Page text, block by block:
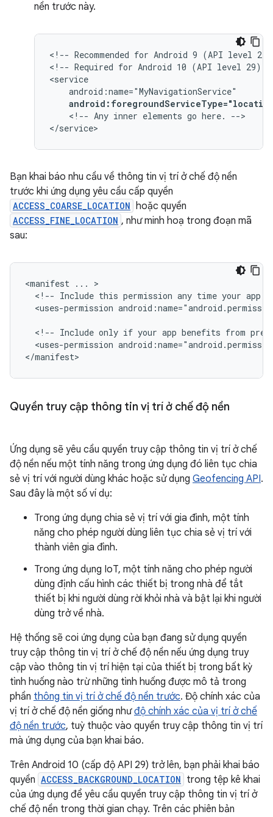
nền trước này.
<!-- Recommended for Android 9 (API level 28)
<!-- Required for Android 10 (API level 29)
<!-- Any inner elements go here.
-->
</service>
Bạn khai báo nhu cầu về thông tin vị trí ở chế độ nền
trước khi ứng dụng yêu cầu cấp quyền
ACCESS_COARSE_LOCATION hoặc quyền
ACCESS_FINE_LOCATION , như minh hoạ trong đoạn mã
sau:
<manifest ...
<!-- Include this permission any time your app
<uses-permission
<!-- Include only if your app benefits from
<uses-permission
</manifest>
Quyền truy cập thông tin vị trí ở chế độ nền
Ứng dụng sẽ yêu cầu quyền truy cập thông tin vị trí ở chế
độ nền nếu một tính năng trong ứng dụng đó liên tục chia
sẻ vị trí với người dùng khác hoặc sử dụng Geofencing API.
Sau đây là một số ví dụ:
Trong ứng dụng chia sẻ vị trí với gia đình, một tính
năng cho phép người dùng liên tục chia sẻ vị trí với
thành viên gia đình.
Trong ứng dụng IoT, một tính năng cho phép người
dùng định cấu hình các thiết bị trong nhà để tắt
thiết bị khi người dùng rời khỏi nhà và bật lại khi người
dùng trở về nhà.
Hệ thống sẽ coi ứng dụng của bạn đang sử dụng quyền
truy cập thông tin vị trí ở chế độ nền nếu ứng dụng truy
cập vào thông tin vị trí hiện tại của thiết bị trong bất kỳ
tình huống nào trừ những tình huống được mô tả trong
phần thông tin vị trí ở chế độ nền trước. Độ chính xác của
vị trí ở chế độ nền giống nhưđộ chính xác của vị trí ở chế
độ nền trước, tuỳ thuộc vào quyền truy cập thông tin vị trí
mà ứng dụng của bạn khai báo.
Trên Android 10 (cấp độ API 29) trở lên, bạn phải khai báo
quyền ACCESS_BACKGROUND_LOCATION trong tệp kê khai
của ứng dụng để yêu cầu quyền truy cập thông tin vị trí ở
chế độ nền trong thời gian chạy. Trên các phiên bản